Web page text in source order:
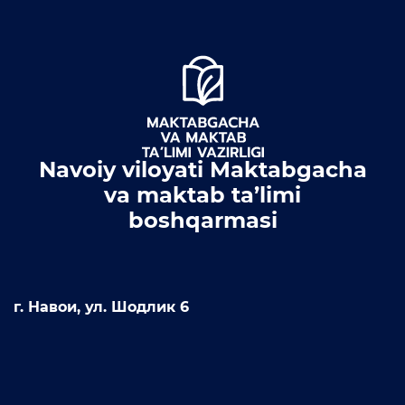
Navoiy viloyati Maktabgacha
va maktab ta’limi
boshqarmasi
г. Навои, ул. Шодлик 6